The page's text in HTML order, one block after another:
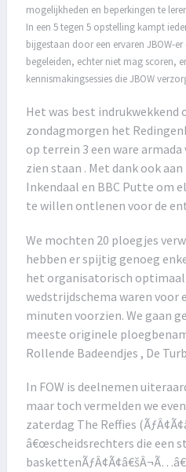
mogelijkheden en beperkingen te
In een 5 tegen 5 opstelling kampt
bijgestaan door een ervaren JBOW-er
begeleiden, echter niet mag scoren,
kennismakingsessies die JBOW
Het was best indrukwekkend
zondagmorgen het
op terrein 3 een ware
zien staan . Met dank ook
Inkendaal en BBC Putte om
te willen ontlenen voor de
We mochten 20 ploegjes
hebben er spijtig genoeg
het organisatorisch
wedstrijdschema waren voor
minuten voorzien. We gaan
meeste originele
Rollende Badeendjes , De
In FOW is deelnemen
maar toch vermelden we
zaterdag The Reffies
â€œscheidsrechters die een